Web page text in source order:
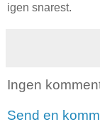
igen snarest.
Ingen
Send en